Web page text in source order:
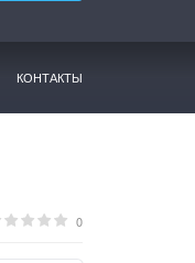
КОНТАКТЫ
0